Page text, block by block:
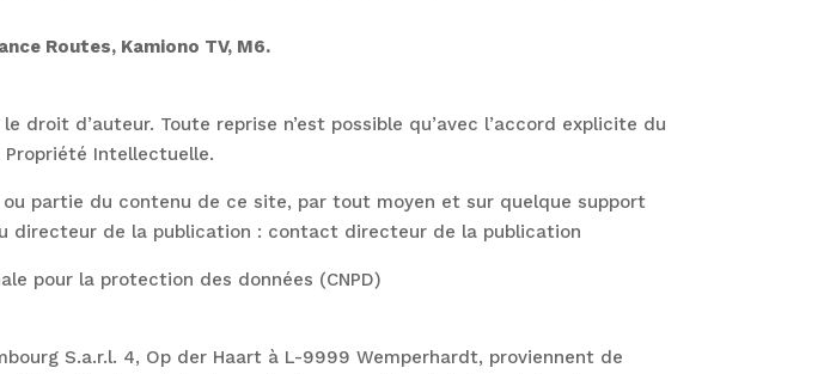
Routes, Kamiono TV, M6.
d’auteur. Toute reprise n’est possible qu’avec l’accord explicite du
Intellectuelle.
partie du contenu de ce site, par tout moyen et sur quelque support
de la publication : contact directeur de la publication
pour la protection des données (CNPD)
S.a.r.l. 4, Op der Haart à L-9999 Wemperhardt, proviennent de